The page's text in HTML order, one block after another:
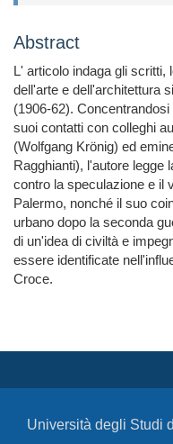
Abstract
L' articolo indaga gli scritti,
dell'arte e dell'architettura
(1906-62).
suoi contatti con colleghi
(Wolfgang Krönig) ed
Ragghianti), l'autore legge
contro la speculazione e il
Palermo, nonché il suo
urbano dopo la seconda
di un'idea di civiltà e
essere identificate
Croce.
Università degli Studi